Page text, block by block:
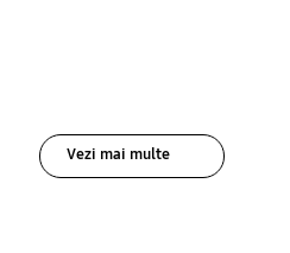
Vezi mai multe